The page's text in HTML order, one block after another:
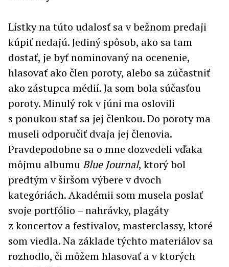
Lístky na túto udalosť sa v bežnom predaji
kúpiť nedajú. Jediný spôsob, ako sa tam
dostať, je byť nominovaný na ocenenie,
hlasovať ako člen poroty, alebo sa zúčastniť
ako zástupca médií. Ja som bola súčasťou
poroty. Minulý rok v júni ma oslovili
s ponukou stať sa jej členkou. Do poroty ma
museli odporučiť dvaja jej členovia.
Pravdepodobne sa o mne dozvedeli vďaka
môjmu albumuBlue Journal, ktorý bol
predtým v širšom výbere v dvoch
kategóriách. Akadémii som musela poslať
svoje portfólio – nahrávky, plagáty
z koncertov a festivalov, masterclassy, ktoré
som viedla. Na základe týchto materiálov sa
rozhodlo, či môžem hlasovať a v ktorých